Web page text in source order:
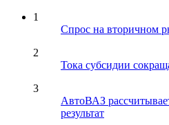
1
Спрос на вторичном
2
Тока субсидии
3
АвтоВАЗ
результат